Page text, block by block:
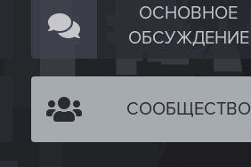
ОСНОВНОЕ
ОБСУЖДЕНИЕ
СООБЩЕСТВО